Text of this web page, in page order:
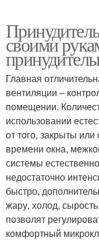
своими
Главная
вентиляции –
помещении.
использовании
от того, закрыты
времени окна,
системы
недостаточно
быстро,
жару, холод,
позволят
комфортный